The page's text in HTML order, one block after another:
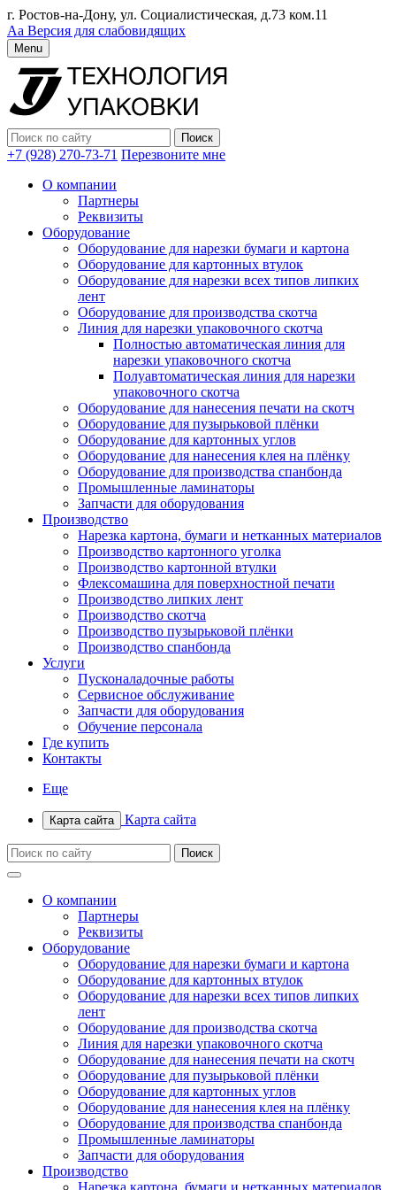
г. Ростов-на-Дону, ул. Социалистическая, д.73 ком.11
Аа Версия для слабовидящих
Menu
+7 (928) 270-73-71 Перезвоните мне
О компании
Партнеры
Реквизиты
Оборудование
Оборудование для нарезки бумаги и картона
Оборудование для картонных втулок
Оборудование для нарезки всех типов липких
лент
Оборудование для производства скотча
Линия для нарезки упаковочного скотча
Полностью автоматическая линия для
нарезки упаковочного скотча
Полуавтоматическая линия для нарезки
упаковочного скотча
Оборудование для нанесения печати на скотч
Оборудование для пузырьковой плёнки
Оборудование для картонных углов
Оборудование для нанесения клея на плёнку
Оборудование для производства спанбонда
Промышленные ламинаторы
Запчасти для оборудования
Производство
Нарезка картона, бумаги и нетканных материалов
Производство картонного уголка
Производство картонной втулки
Флексомашина для поверхностной печати
Производство липких лент
Производство скотча
Производство пузырьковой плёнки
Производство спанбонда
Услуги
Пусконаладочные работы
Сервисное обслуживание
Запчасти для оборудования
Обучение персонала
Где купить
Контакты
Еще
Карта сайта Карта сайта
О компании
Партнеры
Реквизиты
Оборудование
Оборудование для нарезки бумаги и картона
Оборудование для картонных втулок
Оборудование для нарезки всех типов липких
лент
Оборудование для производства скотча
Линия для нарезки упаковочного скотча
Оборудование для нанесения печати на скотч
Оборудование для пузырьковой плёнки
Оборудование для картонных углов
Оборудование для нанесения клея на плёнку
Оборудование для производства спанбонда
Промышленные ламинаторы
Запчасти для оборудования
Производство